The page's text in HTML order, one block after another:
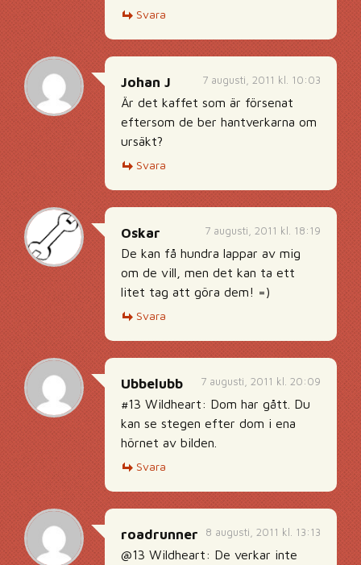
Svara
7 augusti, 2011 kl. 10:03
Johan J
Är det kaffet som är försenat
eftersom de ber hantverkarna om
ursäkt?
Svara
7 augusti, 2011 kl. 18:19
Oskar
De kan få hundra lappar av mig
om de vill, men det kan ta ett
litet tag att göra dem! =)
Svara
7 augusti, 2011 kl. 20:09
Ubbelubb
#13 Wildheart: Dom har gått. Du
kan se stegen efter dom i ena
hörnet av bilden.
Svara
8 augusti, 2011 kl. 13:13
roadrunner
@13 Wildheart: De verkar inte